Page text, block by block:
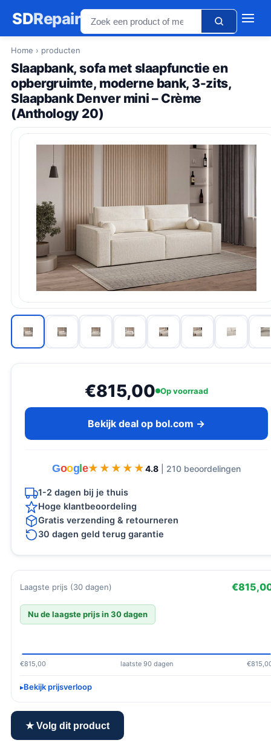
SDRepair
Home › producten
Slaapbank, sofa met slaapfunctie en
opbergruimte, moderne bank, 3-zits,
Slaapbank Denver mini – Crème
(Anthology 20)
€815,00 Op voorraad
Bekijk deal op bol.com →
Goog e★★★★★
★★★★★ 4.8 | 210 beoordelingen
1-2 dagen bij je thuis
Hoge klantbeoordeling
Gratis verzending & retourneren
30 dagen geld terug garantie
Laagste prijs (30 dagen)
Nu de laagste prijs in 30 dagen
€815,00 laatste 90 dagen
Bekijk prijsverloop
★ Volg dit product